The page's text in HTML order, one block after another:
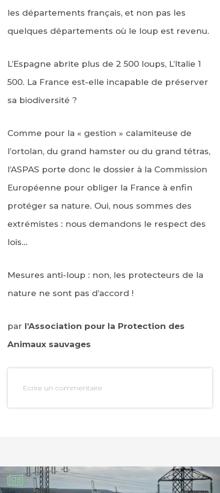
les départements français, et non pas les
quelques départements où le loup est revenu.
L’Espagne abrite plus de 2 500 loups, L’Italie 1
500. La France est-elle incapable de préserver
sa biodiversité ?
Comme pour la « gestion » calamiteuse de
l’ortolan, du grand hamster ou du grand tétras,
l’ASPAS porte donc le dossier à la Commission
Européenne pour obliger la France à enfin
protéger sa nature. Oui, nous sommes des
extrémistes : nous demandons le respect des
lois…
Mesures anti-loup : non, les protecteurs de la
nature ne sont pas d’accord !
par l’Association pour la Protection des
Animaux sauvages
Ecrire un commentaire